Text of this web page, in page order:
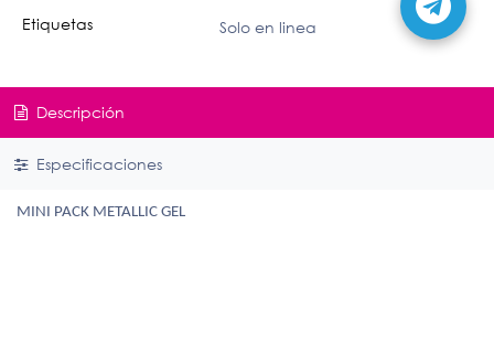
Etiquetas Solo en linea
Descripción
Especificaciones
MINI PACK METALLIC GEL